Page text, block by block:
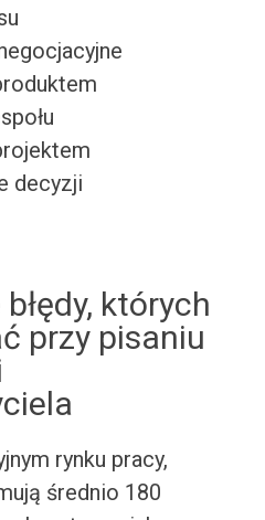
decyzji
których
przy pisaniu
rynku pracy,
średnio 180